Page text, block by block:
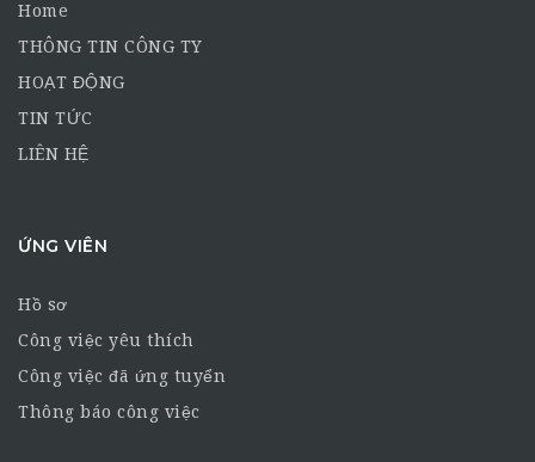
Home
THÔNG TIN CÔNG TY
HOẠT ĐỘNG
TIN TỨC
LIÊN HỆ
ỨNG VIÊN
Hồ sơ
Công việc yêu thích
Công việc đã ứng tuyển
Thông báo công việc